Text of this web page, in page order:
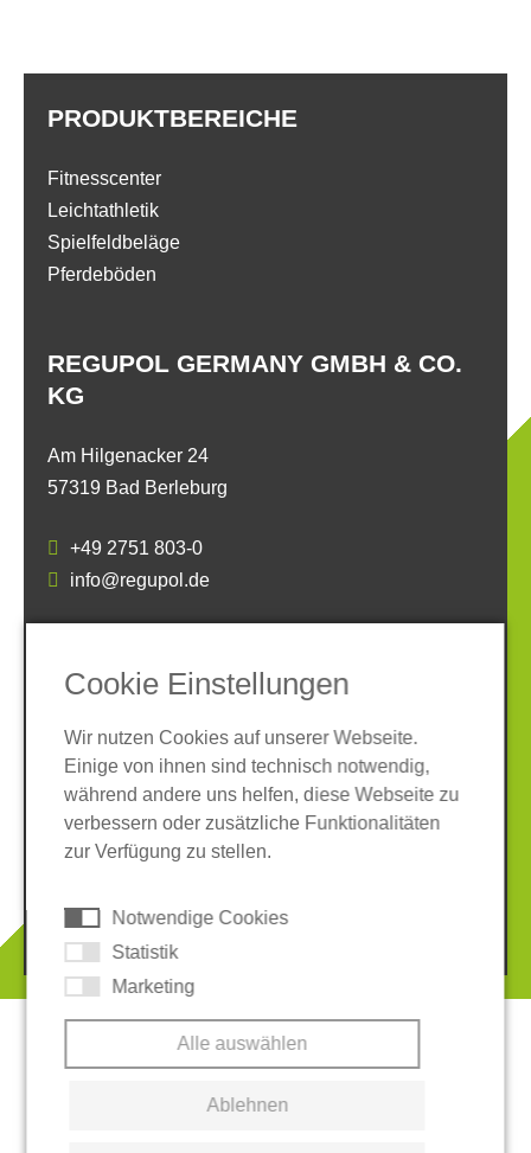
REGUPOL GERMANY GMBH & CO.
KG
Am Hilgenacker 24
57319 Bad Berleburg
+49 2751 803-0
info@regupol.de
PRODUKTBEREICHE
Fitnesscenter
Leichtathletik
Spielfeldbeläge
Pferdeböden
SOCIAL MEDIA
Impressum
Datenschutz
© 2026 REGUPOL Germany GmbH & Co. KG
Cookie Einstellungen
Wir nutzen Cookies auf unserer Webseite.
Einige von ihnen sind technisch notwendig,
während andere uns helfen, diese Webseite zu
verbessern oder zusätzliche Funktionalitäten
zur Verfügung zu stellen.
Notwendige Cookies
Statistik
Marketing
Alle auswählen
Ablehnen